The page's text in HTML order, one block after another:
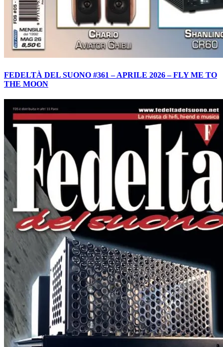
FEDELTÀ DEL SUONO #361 – APRILE 2026 – FLY ME TO
THE MOON